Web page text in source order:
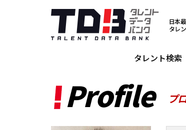
日本
タレ
タレント検索
Profile プ